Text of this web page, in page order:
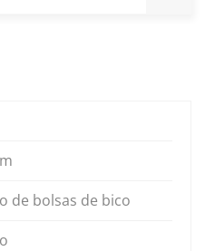
de bolsas de bico